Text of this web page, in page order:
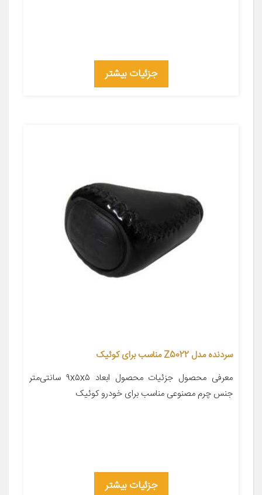
جزئیات بیشتر
سردنده مدل Z5022 مناسب برای کوئیک
معرفی محصول جزئیات محصول ابعاد ۹x۵x۵ سانتی‌متر
جنس چرم مصنوعی مناسب برای خودرو کوئیک
جزئیات بیشتر